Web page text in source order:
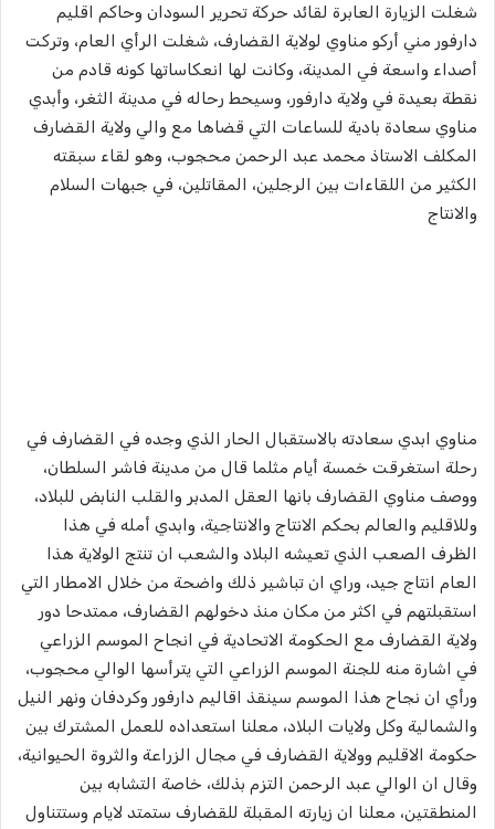
شغلت الزيارة العابرة لقائد حركة تحرير السودان وحاكم اقليم
دارفور مني أركو مناوي لولاية القضارف، شغلت الرأي العام، وتركت
أصداء واسعة في المدينة، وكانت لها انعكاساتها كونه قادم من
نقطة بعيدة في ولاية دارفور، وسيحط رحاله في مدينة الثغر، وأبدي
مناوي سعادة بادية للساعات التي قضاها مع والي ولاية القضارف
المكلف الاستاذ محمد عبد الرحمن محجوب، وهو لقاء سبقته
الكثير من اللقاءات بين الرجلين، المقاتلين، في جبهات السلام
والانتاج
مناوي ابدي سعادته بالاستقبال الحار الذي وجده في القضارف في
رحلة استغرقت خمسة أيام مثلما قال من مدينة فاشر السلطان،
ووصف مناوي القضارف بانها العقل المدبر والقلب النابض للبلاد،
وللاقليم والعالم بحكم الانتاج والانتاجية، وابدي أمله في هذا
الظرف الصعب الذي تعيشه البلاد والشعب ان تنتج الولاية هذا
العام انتاج جيد، وراي ان تباشير ذلك واضحة من خلال الامطار التي
استقبلتهم في اكثر من مكان منذ دخولهم القضارف، ممتدحا دور
ولاية القضارف مع الحكومة الاتحادية في انجاح الموسم الزراعي
في اشارة منه للجنة الموسم الزراعي التي يترأسها الوالي محجوب،
ورأي ان نجاح هذا الموسم سينقذ اقاليم دارفور وكردفان ونهر النيل
والشمالية وكل ولايات البلاد، معلنا استعداده للعمل المشترك بين
حكومة الاقليم وولاية القضارف في مجال الزراعة والثروة الحيوانية،
وقال ان الوالي عبد الرحمن التزم بذلك، خاصة التشابه بين
المنطقتين، معلنا ان زيارته المقبلة للقضارف ستمتد لايام وستتناول